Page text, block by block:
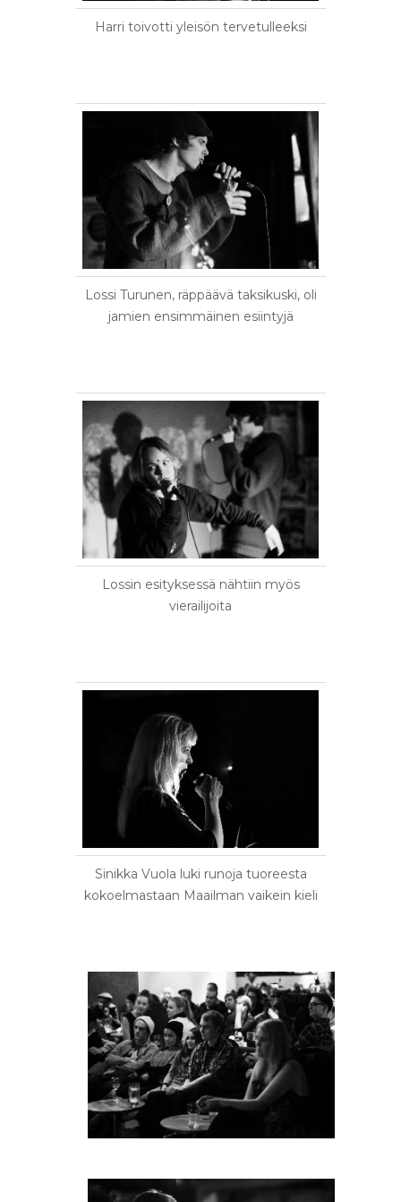
Harri toivotti yleisön tervetulleeksi
Lossi Turunen, räppäävä taksikuski, oli
jamien ensimmäinen esiintyjä
Lossin esityksessä nähtiin myös
vierailijoita
Sinikka Vuola luki runoja tuoreesta
kokoelmastaan Maailman vaikein kieli